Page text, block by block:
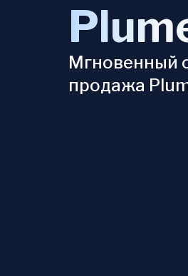
Мгновенный
продажа